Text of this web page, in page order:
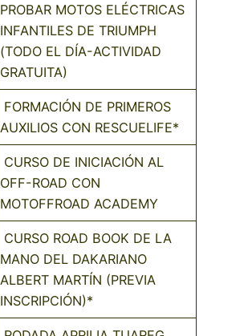
PROBAR MOTOS ELÉCTRICAS
INFANTILES DE TRIUMPH
(TODO EL DÍA-ACTIVIDAD
GRATUITA)
FORMACIÓN DE PRIMEROS
AUXILIOS CON RESCUELIFE*
CURSO DE INICIACIÓN AL
OFF-ROAD CON
MOTOFFROAD ACADEMY
CURSO ROAD BOOK DE LA
MANO DEL DAKARIANO
ALBERT MARTÍN (PREVIA
INSCRIPCIÓN)*